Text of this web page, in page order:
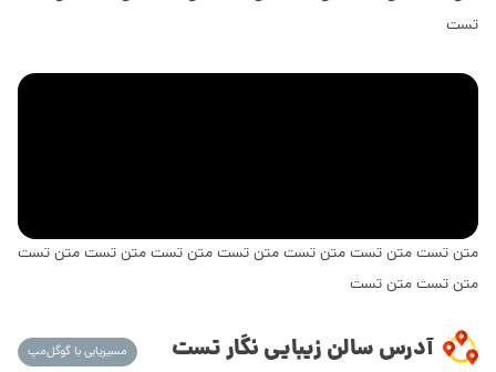
تست
متن تست متن تست متن تست متن تست متن تست متن تست متن تست
متن تست متن تست
آدرس سالن زیبایی نگار تست مسیریابی با گوگل‌مپ